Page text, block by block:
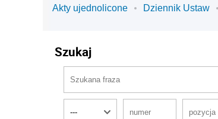
Akty ujednolicone Dziennik Ustaw
Szukaj